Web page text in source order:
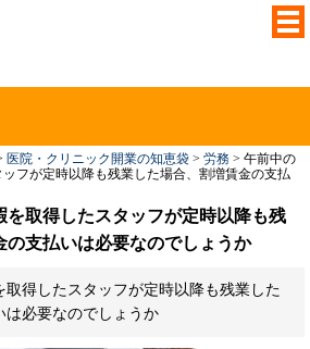
医院・クリニック開業の知恵袋 > 労務 > 午前中の
フが定時以降も残業した場合、割増賃金の支払
を取得したスタッフが定時以降も残
の支払いは必要なのでしょうか
得したスタッフが定時以降も残業した
は必要なのでしょうか